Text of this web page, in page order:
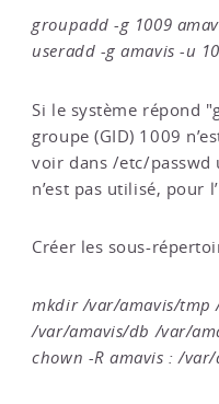
groupadd -g 1009
useradd -g amavis -u
Si le système répond
groupe (GID) 1009
voir dans /etc/passwd
n’est pas utilisé, pour
Créer les sous-
mkdir /var/amavis/tmp
/var/amavis/db /var/
chown -R amavis : /var/